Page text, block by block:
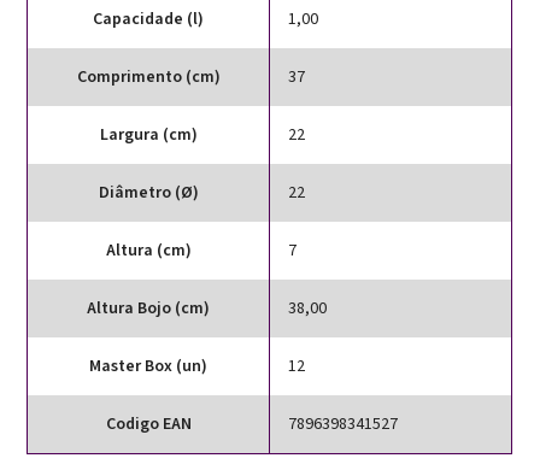
Capacidade (l) 1,00
Comprimento (cm) 37
Largura (cm) 22
Diâmetro (Ø) 22
Altura (cm) 7
Altura Bojo (cm) 38,00
Master Box (un) 12
Codigo EAN 7896398341527